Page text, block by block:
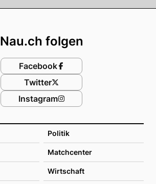
Politik
Matchcenter
Wirtschaft
Nau.ch folgen
Facebook
Twitter
Instagram